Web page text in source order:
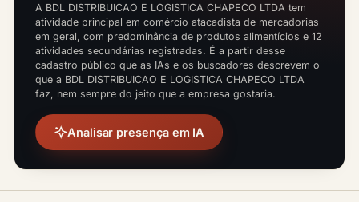
A BDL DISTRIBUICAO E LOGISTICA CHAPECO LTDA tem
atividade principal em comércio atacadista de mercadorias
em geral, com predominância de produtos alimentícios e 12
atividades secundárias registradas. É a partir desse
cadastro público que as IAs e os buscadores descrevem o
que a BDL DISTRIBUICAO E LOGISTICA CHAPECO LTDA
faz, nem sempre do jeito que a empresa gostaria.
Analisar presença em IA